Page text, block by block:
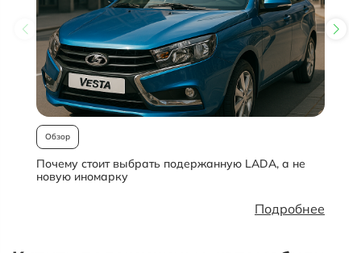
Обзор
Почему стоит выбрать подержанную LADA, а не
новую иномарку
Подробнее